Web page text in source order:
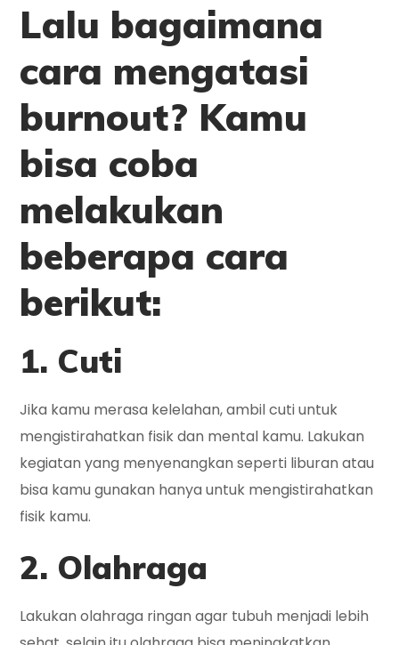
Lalu bagaimana
cara mengatasi
burnout? Kamu
bisa coba
melakukan
beberapa cara
berikut:
1. Cuti
Jika kamu merasa kelelahan, ambil cuti untuk
mengistirahatkan fisik dan mental kamu. Lakukan
kegiatan yang menyenangkan seperti liburan atau
bisa kamu gunakan hanya untuk mengistirahatkan
fisik kamu.
2. Olahraga
Lakukan olahraga ringan agar tubuh menjadi lebih